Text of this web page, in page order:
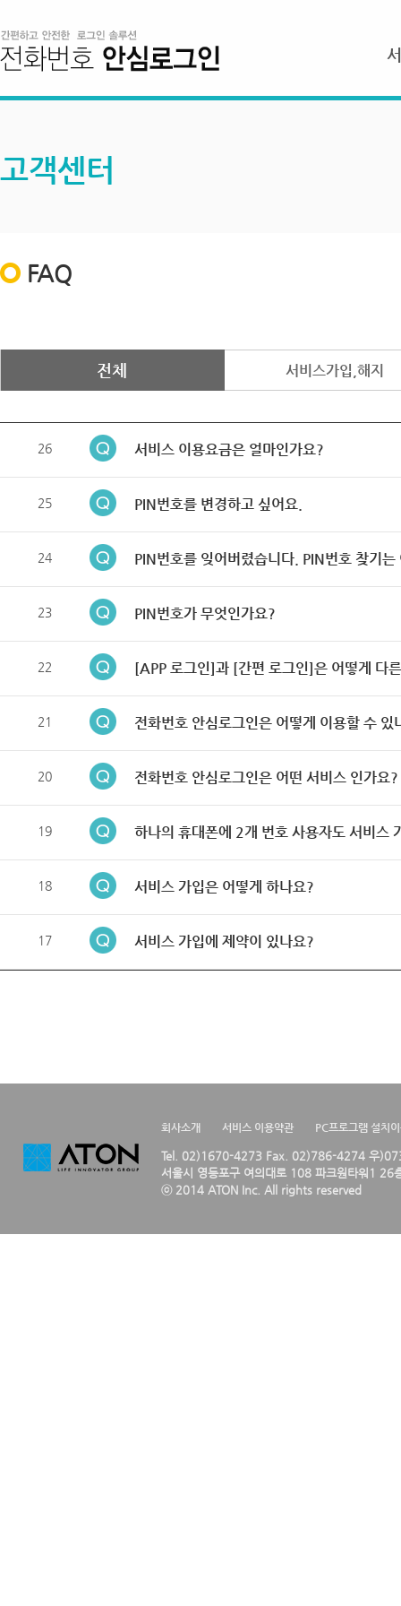
고객센터
FAQ
전체 서비스가입,해지
26 서비스 이용요금은 얼마인가요?
25 PIN번호를 변경하고 싶어요.
24 PIN번호를 잊어버렸습니다. PIN번호 찾기는
23 PIN번호가 무엇인가요?
22 [APP 로그인]과 [간편 로그인]은 어떻게 다
21 전화번호 안심로그인은 어떻게 이용할 수 있
20 전화번호 안심로그인은 어떤 서비스 인가요?
19 하나의 휴대폰에 2개 번호 사용자도 서비스
18 서비스 가입은 어떻게 하나요?
17 서비스 가입에 제약이 있나요?
회사소개 서비스 이용약관 PC프로그램 설치
Tel. 02)1670-4273 Fax. 02)786-4274 우
서울시 영등포구 여의대로 108 파크원타워1 26
ⓒ 2014 ATON Inc. All rights reserved